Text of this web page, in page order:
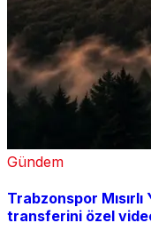
Gündem
Trabzonspor Mısırlı
transferini özel